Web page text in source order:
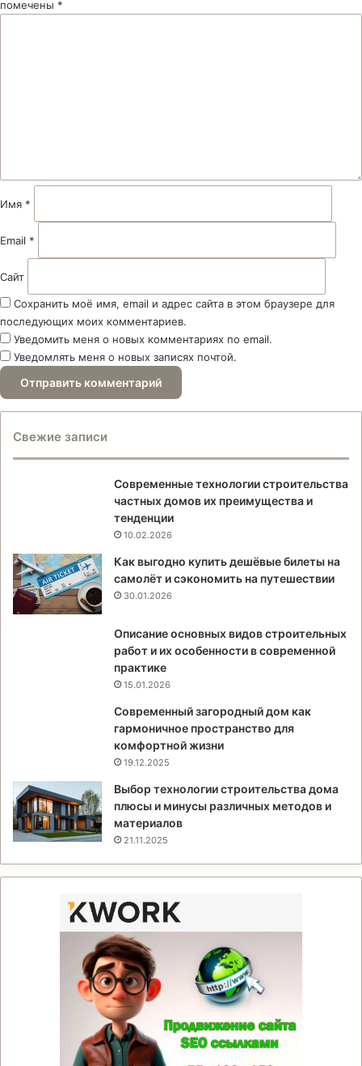
помечены *
и
й
Имя *
Email *
Сайт
Сохранить моё имя, email и адрес сайта в этом браузере для
последующих моих комментариев.
Уведомить меня о новых комментариях по email.
Уведомлять меня о новых записях почтой.
Свежие записи
Современные технологии строительства
частных домов их преимущества и
тенденции
10.02.2026
Как выгодно купить дешёвые билеты на
самолёт и сэкономить на путешествии
30.01.2026
Описание основных видов строительных
работ и их особенности в современной
практике
15.01.2026
Современный загородный дом как
гармоничное пространство для
комфортной жизни
19.12.2025
Выбор технологии строительства дома
плюсы и минусы различных методов и
материалов
21.11.2025